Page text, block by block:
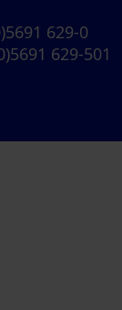
629-0
629-501